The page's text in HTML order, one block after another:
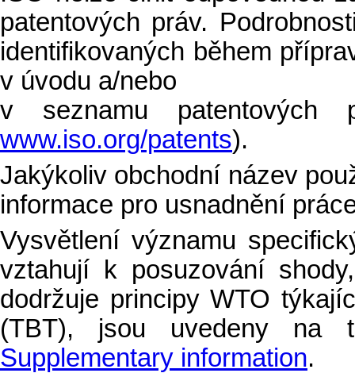
patentových práv.
identifikovaných během
v úvodu a/nebo
v seznamu patentových
www.iso.org/patents).
Jakýkoliv obchodní název
informace pro usnadnění
Vysvětlení významu
vztahují k posuzování
dodržuje principy WTO
(TBT), jsou uvedeny na
Supplementary information.